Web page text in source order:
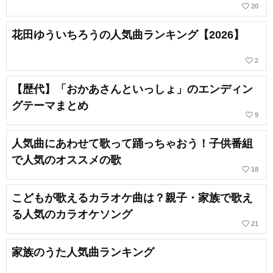
favorite_border 20
花田ゆういちろうの人気曲ランキング【2026】
favorite_border 2
【歴代】「おかあさんといっしょ」のエンディン
グテーマまとめ
favorite_border 9
人気曲にあわせて歌って踊っちゃおう！子供番組
で人気のオススメの歌
favorite_border 18
こどもが歌えるカラオケ曲は？親子・家族で歌え
る人気のカラオケソング
favorite_border 21
家族のうた人気曲ランキング